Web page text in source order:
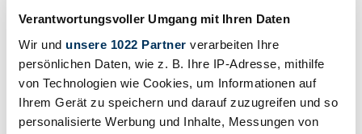
Verantwortungsvoller Umgang mit Ihren Daten
Wir und unsere 1022 Partner verarbeiten Ihre
persönlichen Daten, wie z. B. Ihre IP-Adresse, mithilfe
von Technologien wie Cookies, um Informationen auf
Ihrem Gerät zu speichern und darauf zuzugreifen und so
personalisierte Werbung und Inhalte, Messungen von